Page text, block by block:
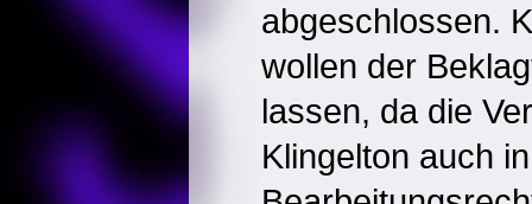
abgeschlossen.
wollen der
lassen, da die
Klingelton auch